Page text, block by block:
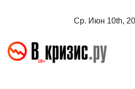
Ср. Июн 10th,